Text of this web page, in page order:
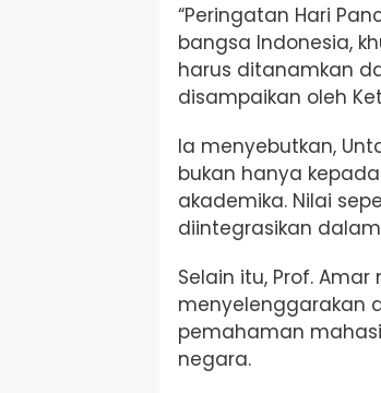
“Peringatan Hari
bangsa Indonesia,
harus ditanamkan
disampaikan oleh
Ia menyebutkan,
bukan hanya
akademika. Nilai
diintegrasikan
Selain itu, Prof.
menyelenggarakan
pemahaman
negara.